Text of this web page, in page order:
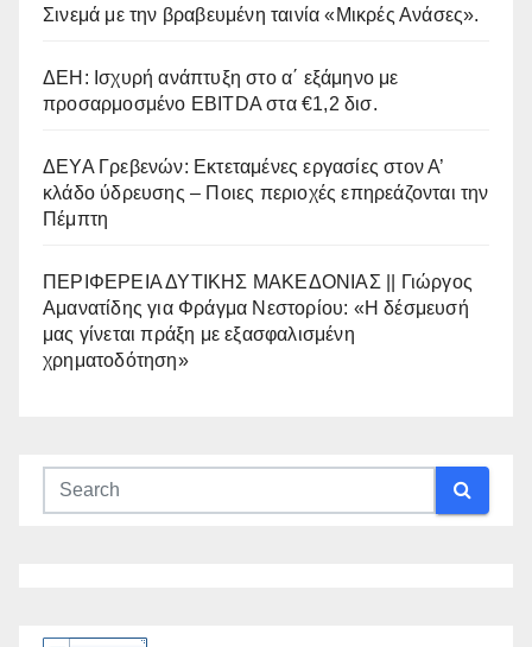
Σινεμά με την βραβευμένη ταινία «Μικρές Ανάσες».
ΔΕΗ: Ισχυρή ανάπτυξη στο α΄ εξάμηνο με
προσαρμοσμένο EBITDA στα €1,2 δισ.
ΔΕΥΑ Γρεβενών: Εκτεταμένες εργασίες στον Α’
κλάδο ύδρευσης – Ποιες περιοχές επηρεάζονται την
Πέμπτη
ΠΕΡΙΦΕΡΕΙΑ ΔΥΤΙΚΗΣ ΜΑΚΕΔΟΝΙΑΣ || Γιώργος
Αμανατίδης για Φράγμα Νεστορίου: «Η δέσμευσή
μας γίνεται πράξη με εξασφαλισμένη
χρηματοδότηση»